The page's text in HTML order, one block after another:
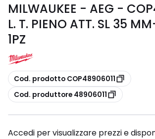
MILWAUKEE - AEG -
L. T. PIENO ATT. SL 35
1PZ
copia
Cod. prodotto COP48906011
copia
Cod. produttore 48906011
Accedi per visualizzare prezzi e